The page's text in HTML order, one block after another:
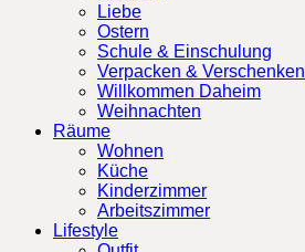
Liebe
Ostern
Schule & Einschulung
Verpacken & Verschenken
Willkommen Daheim
Weihnachten
Räume
Wohnen
Küche
Kinderzimmer
Arbeitszimmer
Lifestyle